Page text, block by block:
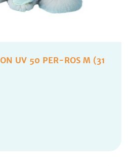
UV 50 PER-ROS M (31